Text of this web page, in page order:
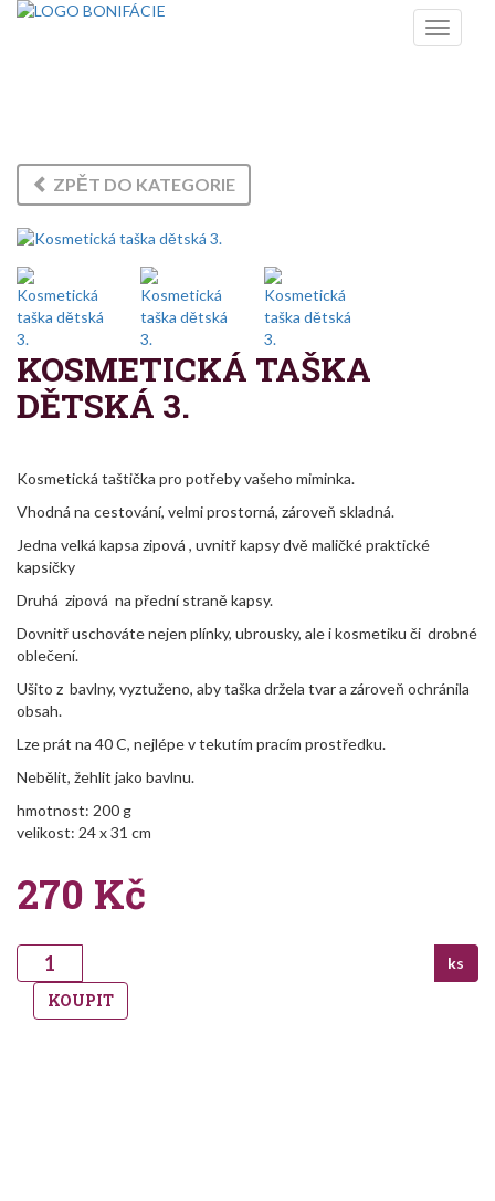
Toggle
ZPĚT DO KATEGORIE
KOSMETICKÁ TAŠKA
DĚTSKÁ 3.
Kosmetická taštička pro potřeby vašeho miminka.
Vhodná na cestování, velmi prostorná, zároveň skladná.
Jedna velká kapsa zipová , uvnitř kapsy dvě maličké praktické
kapsičky
Druhá zipová na přední straně kapsy.
Dovnitř uschováte nejen plínky, ubrousky, ale i kosmetiku či drobné
oblečení.
Ušito z bavlny, vyztuženo, aby taška držela tvar a zároveň ochránila
obsah.
Lze prát na 40 C, nejlépe v tekutím pracím prostředku.
Nebělit, žehlit jako bavlnu.
hmotnost: 200 g
velikost: 24 x 31 cm
270 Kč
ks
KOUPIT